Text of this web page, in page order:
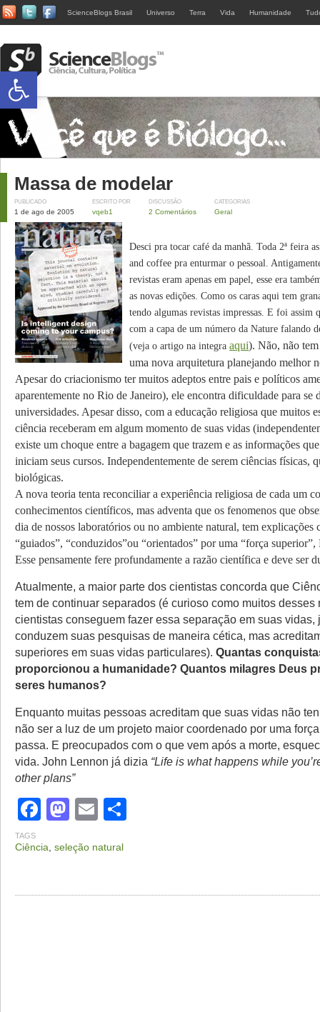
ScienceBlogs Brasil Universo Terra Vida Humanidade
Massa de modelar
PUBLICADO
1 de ago de 2005
ESCRITO POR
vqeb1
DISCUSSÃO
2 Comentários
CATEGORIAS
Geral
Desci pra tocar café da manhã. Toda 2ª feira
and coffee pra enturmar o pessoal.
revistas eram apenas em papel, esse era
as novas edições. Como os caras aqui tem
tendo algumas revistas impressas. E foi assim
com a capa de um número da Nature falando
(veja o artigo na integra aqui). Não, não
uma nova arquitetura planejando melhor
Apesar do criacionismo ter muitos adeptos entre pais e políticos
aparentemente no Rio de Janeiro), ele encontra dificuldade para se
universidades. Apesar disso, com a educação religiosa que muitos
ciência receberam em algum momento de suas vidas
existe um choque entre a bagagem que trazem e as informações
iniciam seus cursos. Independentemente de serem ciências físicas,
biológicas.
A nova teoria tenta reconciliar a experiência religiosa de cada um
conhecimentos científicos, mas adventa que os fenomenos que
dia de nossos laboratórios ou no ambiente natural, tem explicações
“guiados”, “conduzidos”ou “orientados” por uma “força superior”,
Esse pensamente fere profundamente a razão científica e deve ser
Atualmente, a maior parte dos cientistas concorda que
tem de continuar separados (é curioso como muitos desses
cientistas conseguem fazer essa separação em suas vidas,
conduzem suas pesquisas de maneira cética, mas
superiores em suas vidas particulares). Quantas
proporcionou a humanidade? Quantos milagres Deus
seres humanos?
Enquanto muitas pessoas acreditam que suas vidas não
não ser a luz de um projeto maior coordenado por uma
passa. E preocupados com o que vem após a morte,
vida. John Lennon já dizia “Life is what happens while
other plans”
Facebook
Mastodon
Email
TAGS
Ciência, seleção natural
Abrir a barra de ferramentas